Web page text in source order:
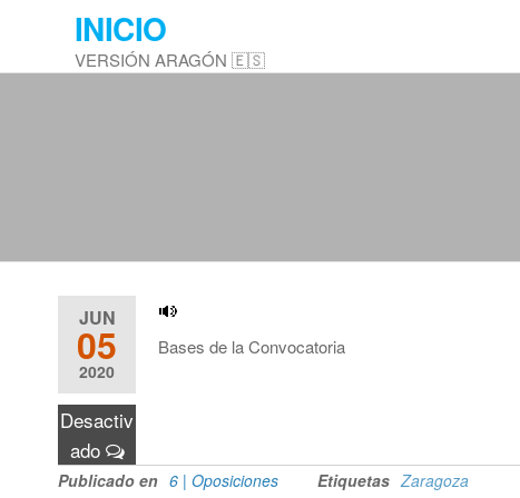
contenido
INICIO
VERSIÓN ARAGÓN 🇪🇸
JUN
05
2020
Desactiv
ado
Bases de la Convocatoria
Publicado en 6 | Oposiciones Etiquetas Zaragoza